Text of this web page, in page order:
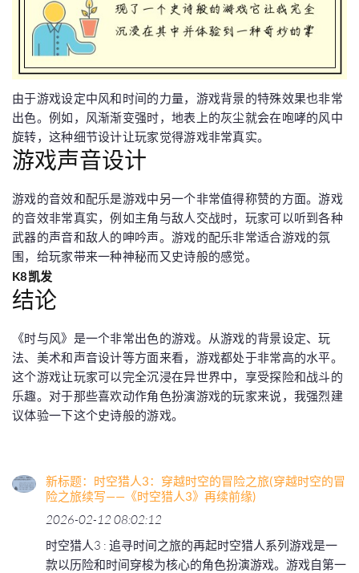
由于游戏设定中风和时间的力量，游戏背景的特殊效果也非常
出色。例如，风渐渐变强时，地表上的灰尘就会在咆哮的风中
旋转，这种细节设计让玩家觉得游戏非常真实。
游戏声音设计
游戏的音效和配乐是游戏中另一个非常值得称赞的方面。游戏
的音效非常真实，例如主角与敌人交战时，玩家可以听到各种
武器的声音和敌人的呻吟声。游戏的配乐非常适合游戏的氛
围，给玩家带来一种神秘而又史诗般的感觉。
K8凯发
结论
《时与风》是一个非常出色的游戏。从游戏的背景设定、玩
法、美术和声音设计等方面来看，游戏都处于非常高的水平。
这个游戏让玩家可以完全沉浸在异世界中，享受探险和战斗的
乐趣。对于那些喜欢动作角色扮演游戏的玩家来说，我强烈建
议体验一下这个史诗般的游戏。
新标题：时空猎人3：穿越时空的冒险之旅(穿越时空的冒
险之旅续写——《时空猎人3》再续前缘)
2026-02-12 08:02:12
时空猎人3 : 追寻时间之旅的再起时空猎人系列游戏是一
款以历险和时间穿梭为核心的角色扮演游戏。游戏自第一